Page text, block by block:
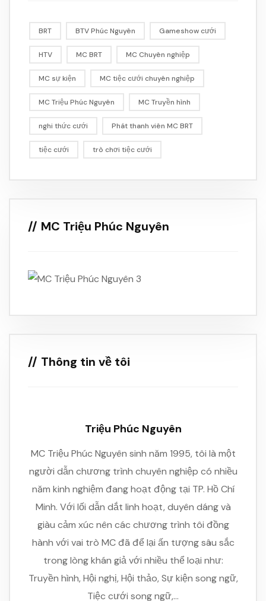
BRT BTV Phúc Nguyên Gameshow cưới
HTV MC BRT MC Chuyên nghiệp
MC sự kiện MC tiệc cưới chuyên nghiệp
MC Triệu Phúc Nguyên MC Truyền hình
nghi thức cưới Phát thanh viên MC BRT
tiệc cưới trò chơi tiệc cưới
MC Triệu Phúc Nguyên
Thông tin về tôi
Triệu Phúc Nguyên
MC Triệu Phúc Nguyên sinh năm 1995, tôi là một
người dẫn chương trình chuyên nghiệp có nhiều
năm kinh nghiệm đang hoạt động tại TP. Hồ Chí
Minh. Với lối dẫn dắt linh hoạt, duyên dáng và
giàu cảm xúc nên các chương trình tôi đồng
hành với vai trò MC đã để lại ấn tượng sâu sắc
trong lòng khán giả với nhiều thể loại như:
Truyền hình, Hội nghị, Hội thảo, Sự kiện song ngữ,
Tiệc cưới song ngữ,…